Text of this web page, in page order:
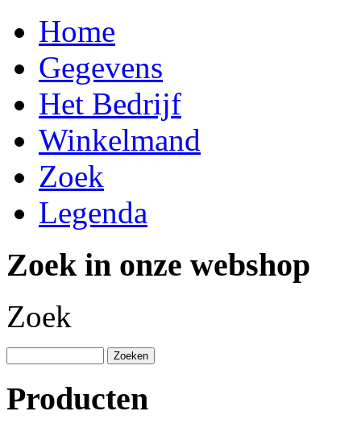
Home
Gegevens
Het Bedrijf
Winkelmand
Zoek
Legenda
Zoek in onze webshop
Zoek
Producten